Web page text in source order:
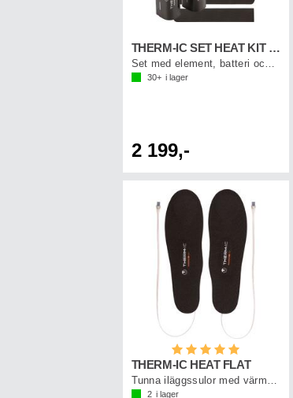
THERM-IC SET HEAT KIT + C-PACK 1300
Set med element, batteri och laddkabel
30+ i lager
2 199,-
Betyg:
THERM-IC HEAT FLAT
2 i lager